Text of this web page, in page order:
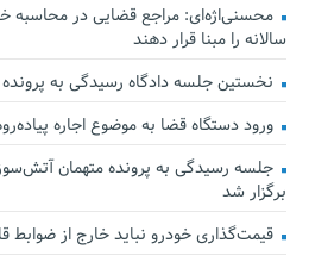
محسنی‌اژه‌ای: مراجع قضایی در محاسبه
سالانه را مبنا قرار دهند
نخستین جلسه دادگاه رسیدگی به
ورود دستگاه قضا به موضوع اجاره
جلسه رسیدگی به پرونده متهمان
برگزار شد
قیمت‌گذاری خودرو نباید خارج از ضوابط